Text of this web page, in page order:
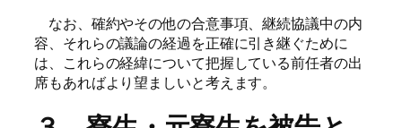
なお、確約やその他の合意事項、継続協議中の内
容、それらの議論の経過を正確に引き継ぐために
は、これらの経緯について把握している前任者の出
席もあればより望ましいと考えます。